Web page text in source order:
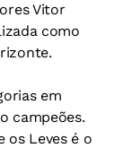
Vitor
como
em
campeões.
Leves é o